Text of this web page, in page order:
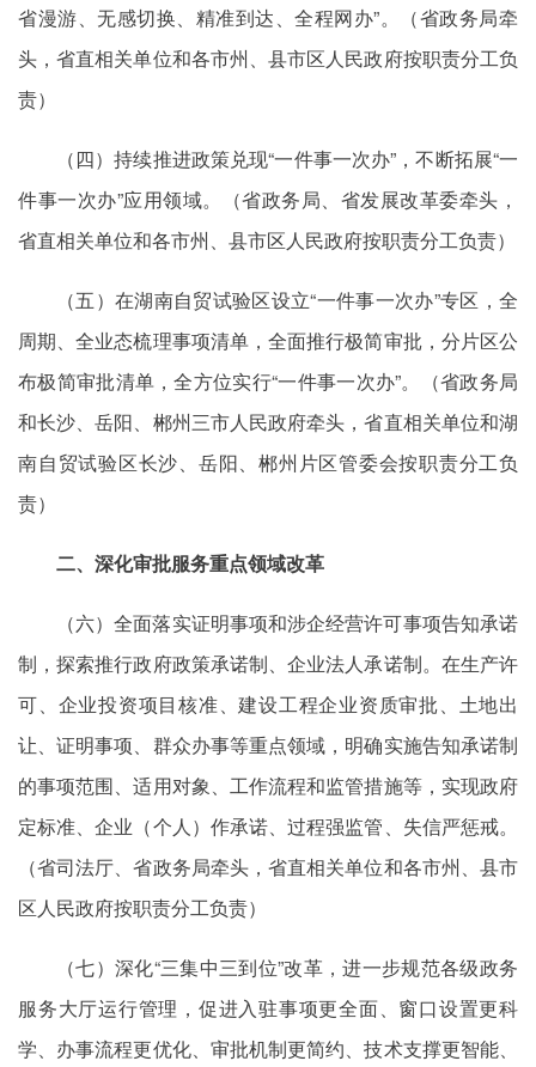
省漫游、无感切换、精准到达、全程网办”。（省政务局牵
头，省直相关单位和各市州、县市区人民政府按职责分工负
责）
（四）持续推进政策兑现“一件事一次办”，不断拓展“一
件事一次办”应用领域。（省政务局、省发展改革委牵头，
省直相关单位和各市州、县市区人民政府按职责分工负责）
（五）在湖南自贸试验区设立“一件事一次办”专区，全
周期、全业态梳理事项清单，全面推行极简审批，分片区公
布极简审批清单，全方位实行“一件事一次办”。（省政务局
和长沙、岳阳、郴州三市人民政府牵头，省直相关单位和湖
南自贸试验区长沙、岳阳、郴州片区管委会按职责分工负
责）
二、深化审批服务重点领域改革
（六）全面落实证明事项和涉企经营许可事项告知承诺
制，探索推行政府政策承诺制、企业法人承诺制。在生产许
可、企业投资项目核准、建设工程企业资质审批、土地出
让、证明事项、群众办事等重点领域，明确实施告知承诺制
的事项范围、适用对象、工作流程和监管措施等，实现政府
定标准、企业（个人）作承诺、过程强监管、失信严惩戒。
（省司法厅、省政务局牵头，省直相关单位和各市州、县市
区人民政府按职责分工负责）
（七）深化“三集中三到位”改革，进一步规范各级政务
服务大厅运行管理，促进入驻事项更全面、窗口设置更科
学、办事流程更优化、审批机制更简约、技术支撑更智能、